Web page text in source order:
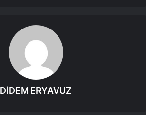
DİDEM ERYAVUZ